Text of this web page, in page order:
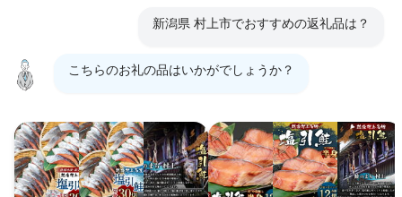
新潟県 村上市でおすすめの返礼品は？
こちらのお礼の品はいかがでしょうか？